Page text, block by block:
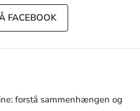
FACEBOOK
forstå sammenhængen og